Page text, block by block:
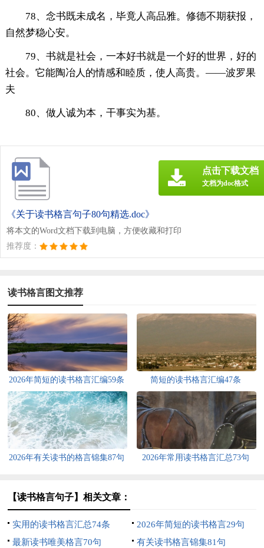
78、念书既未成名，毕竟人高品雅。修德不期获报，
自然梦稳心安。
79、书就是社会，一本好书就是一个好的世界，好的
社会。它能陶冶人的情感和睦质，使人高贵。——波罗果
夫
80、做人诚为本，干事实为基。
《关于读书格言句子80句精选.doc》
将本文的Word文档下载到电脑，方便收藏和打印
推荐度：
点击下载文档
文档为doc格式
读书格言图文推荐
2026年简短的读书格言汇编59条 简短的读书格言汇编47条
2026年有关读书的格言锦集87句 2026年常用读书格言汇总73句
【读书格言句子】相关文章：
实用的读书格言汇总74条
2026年简短的读书格言29句
最新读书唯美格言70句
有关读书格言锦集81句